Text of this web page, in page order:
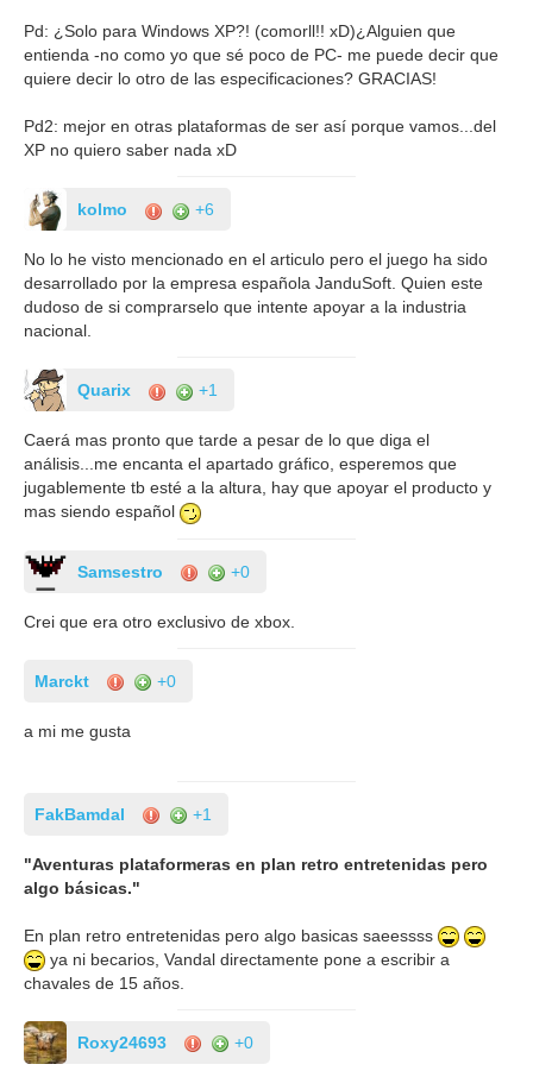
Pd: ¿Solo para Windows XP?! (comorll!! xD)¿Alguien que
entienda -no como yo que sé poco de PC- me puede decir que
quiere decir lo otro de las especificaciones? GRACIAS!
Pd2: mejor en otras plataformas de ser así porque vamos...del
XP no quiero saber nada xD
kolmo +6
No lo he visto mencionado en el articulo pero el juego ha sido
desarrollado por la empresa española JanduSoft. Quien este
dudoso de si comprarselo que intente apoyar a la industria
nacional.
Quarix +1
Caerá mas pronto que tarde a pesar de lo que diga el
análisis...me encanta el apartado gráfico, esperemos que
jugablemente tb esté a la altura, hay que apoyar el producto y
mas siendo español
Samsestro +0
Crei que era otro exclusivo de xbox.
Marckt +0
a mi me gusta
FakBamdal +1
"Aventuras plataformeras en plan retro entretenidas pero
algo básicas."
En plan retro entretenidas pero algo basicas saeessss
ya ni becarios, Vandal directamente pone a escribir a
chavales de 15 años.
Roxy24693 +0